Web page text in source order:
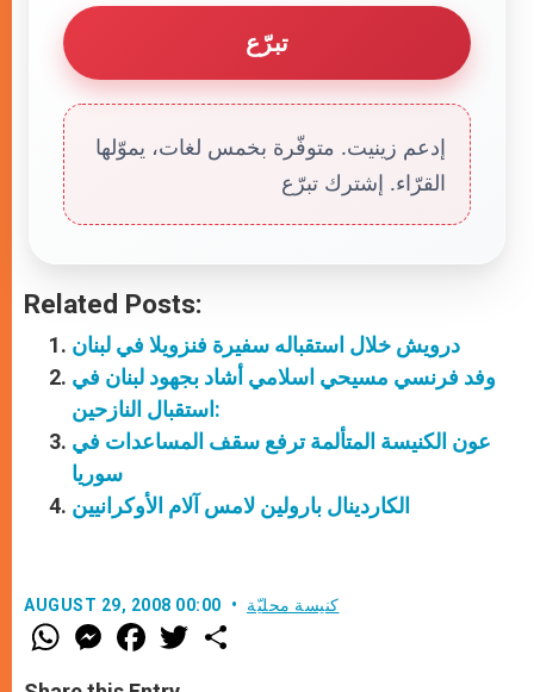
تبرّع
إدعم زينيت. متوفّرة بخمس لغات، يموّلها
القرّاء. إشترك تبرّع
Related Posts:
درويش خلال استقباله سفيرة فنزويلا في لبنان
وفد فرنسي مسيحي اسلامي أشاد بجهود لبنان في
استقبال النازحين:
عون الكنيسة المتألمة ترفع سقف المساعدات في
سوريا
الكاردينال بارولين لامس آلام الأوكرانيين
AUGUST 29, 2008 00:00 كنيسة محليّة
W
h
t
M
e
s
F
a
e
w